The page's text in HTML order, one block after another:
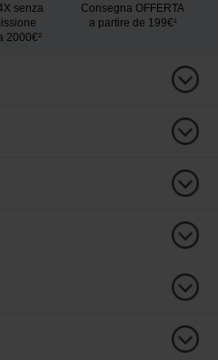
senza
2000€²
Consegna OFFERTA
a partire de 199€¹